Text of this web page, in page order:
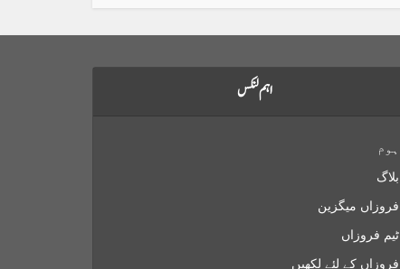
اہم لنکس
ہوم
بلاگ
فروزاں میگزین
ٹیم فروزاں
فروزاں کے لئے لکھیں